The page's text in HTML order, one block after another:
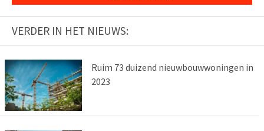
VERDER IN HET NIEUWS:
Ruim 73 duizend nieuwbouwwoningen in
2023